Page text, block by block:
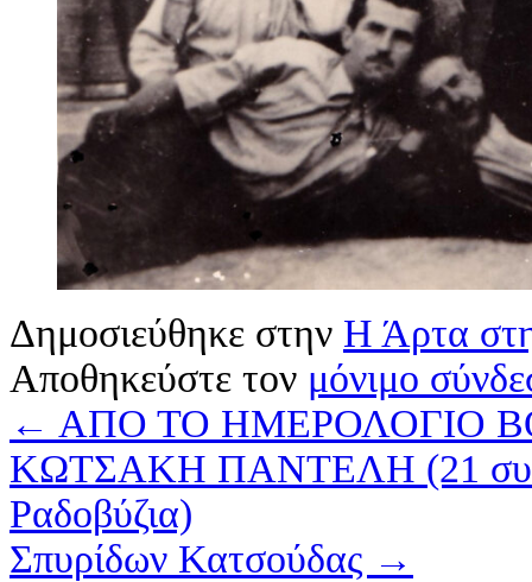
Δημοσιεύθηκε στην Η Άρτα
Αποθηκεύστε τον μόνιμο
← ΑΠΟ ΤΟ ΗΜΕΡΟΛΟΓΙΟ
ΚΩΤΣΑΚΗ ΠΑΝΤΕΛΗ (21
Ραδοβύζια)
Σπυρίδων Κατσούδας →